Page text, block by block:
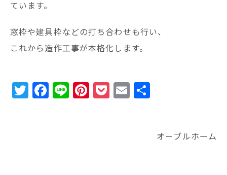
ています。
窓枠や建具枠などの打ち合わせも行い、
これから造作工事が本格化します。
T
w
F
a
Li
n
Pi
n
P
o
E
m
オーブルホーム